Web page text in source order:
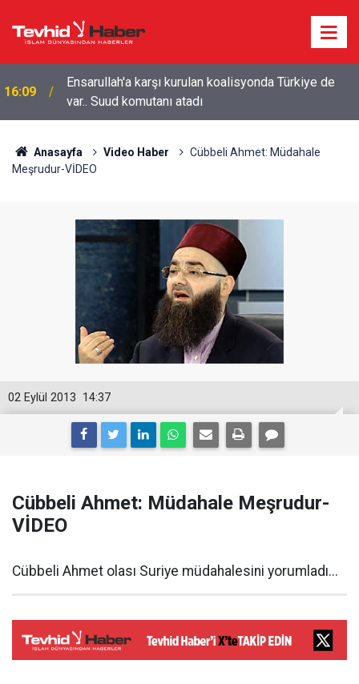
16:09
Ensarullah'a karşı kurulan koalisyonda Türkiye de
var.. Suud komutanı atadı
Anasayfa Video Haber
Cübbeli Ahmet: Müdahale
Meşrudur-VİDEO
14:37
02 Eylül 2013
Cübbeli Ahmet: Müdahale Meşrudur-
VİDEO
Cübbeli Ahmet olası Suriye müdahalesini yorumladı...